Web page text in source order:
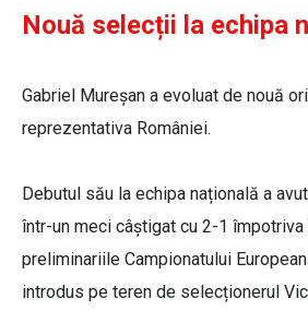
Nouă selecții la echipa
Gabriel Mureșan a evoluat de nouă
reprezentativa României.
Debutul său la echipa națională a
într-un meci câștigat cu 2-1 împotriva
preliminariile Campionatului
introdus pe teren de selecționerul